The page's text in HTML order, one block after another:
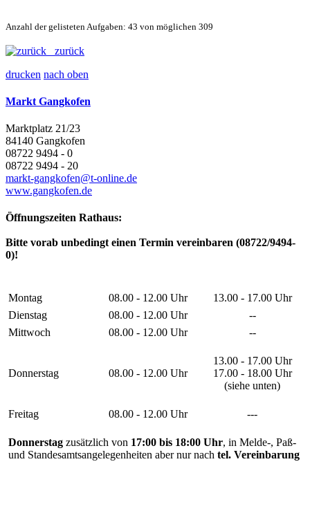
Anzahl der gelisteten Aufgaben: 43 von möglichen 309
zurück
drucken nach oben
Markt Gangkofen
Marktplatz 21/23
84140 Gangkofen
08722 9494 - 0
08722 9494 - 20
markt-gangkofen@t-online.de
www.gangkofen.de
Öffnungszeiten Rathaus:
Bitte vorab unbedingt einen Termin vereinbaren (08722/9494-
0)!
Montag 08.00 - 12.00 Uhr
13.00 - 17.00 Uhr
Dienstag
08.00 - 12.00 Uhr
--
Mittwoch
08.00 - 12.00 Uhr --
Donnerstag 08.00 - 12.00 Uhr
13.00 - 17.00 Uhr
17.00 - 18.00 Uhr
(siehe unten)
Freitag 08.00 - 12.00 Uhr ---
Donnerstag zusätzlich von 17:00 bis 18:00 Uhr, in Melde-, Paß-
und Standesamtsangelegenheiten aber nur nach tel. Vereinbarung